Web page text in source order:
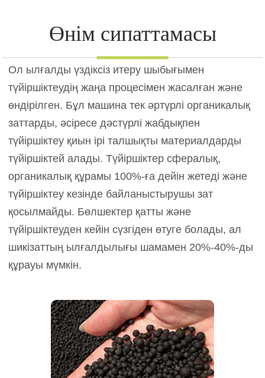
Өнім сипаттамасы
Ол ылғалды үздіксіз итеру шыбығымен
түйіршіктеудің жаңа процесімен жасалған және
өндірілген. Бұл машина тек әртүрлі органикалық
заттарды, әсіресе дәстүрлі жабдықпен
түйіршіктеу қиын ірі талшықты материалдарды
түйіршіктей алады. Түйіршіктер сфералық,
органикалық құрамы 100%-ға дейін жетеді және
түйіршіктеу кезінде байланыстырушы зат
қосылмайды. Бөлшектер қатты және
түйіршіктеуден кейін сүзгіден өтуге болады, ал
шикізаттың ылғалдылығы шамамен 20%-40%-ды
құрауы мүмкін.